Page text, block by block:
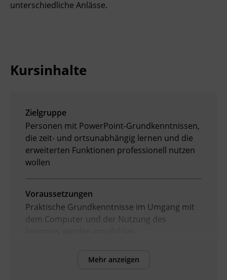
Digitales Lernen
unterschiedliche Anlässe.
Kursinhalte
Zielgruppe
Personen mit PowerPoint-Grundkenntnissen,
die zeit- und ortsunabhängig lernen und die
erweiterten Funktionen professionell nutzen
wollen
Voraussetzungen
Praktische Grundkenntnisse im Umgang mit
dem Computer und der Nutzung des
Mehr anzeigen